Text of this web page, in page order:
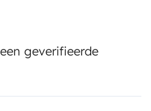
geverifieerde